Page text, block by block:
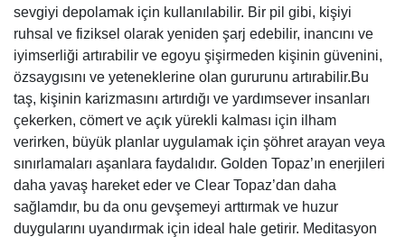
sevgiyi depolamak için kullanılabilir. Bir pil gibi, kişiyi
ruhsal ve fiziksel olarak yeniden şarj edebilir, inancını ve
iyimserliği artırabilir ve egoyu şişirmeden kişinin güvenini,
özsaygısını ve yeteneklerine olan gururunu artırabilir.Bu
taş, kişinin karizmasını artırdığı ve yardımsever insanları
çekerken, cömert ve açık yürekli kalması için ilham
verirken, büyük planlar uygulamak için şöhret arayan veya
sınırlamaları aşanlara faydalıdır. Golden Topaz’ın enerjileri
daha yavaş hareket eder ve Clear Topaz’dan daha
sağlamdır, bu da onu gevşemeyi arttırmak ve huzur
duygularını uyandırmak için ideal hale getirir. Meditasyon